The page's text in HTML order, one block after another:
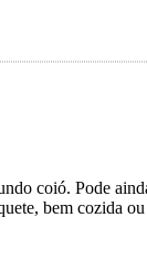
coió. Pode
bem cozida